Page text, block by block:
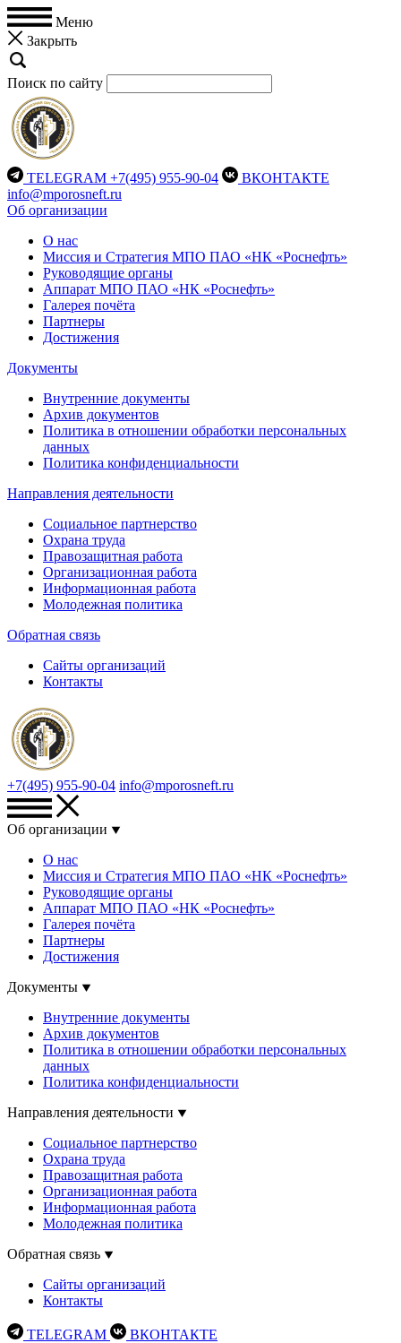
Меню
Закрыть
Поиск по сайту
TELEGRAM +7(495) 955-90-04
ВКОНТАКТЕ
info@mporosneft.ru
Об организации
О нас
Миссия и Стратегия МПО ПАО «НК «Роснефть»
Руководящие органы
Аппарат МПО ПАО «НК «Роснефть»
Галерея почёта
Партнеры
Достижения
Документы
Внутренние документы
Архив документов
Политика в отношении обработки персональных
данных
Политика конфиденциальности
Направления деятельности
Социальное партнерство
Охрана труда
Правозащитная работа
Организационная работа
Информационная работа
Молодежная политика
Обратная связь
Сайты организаций
Контакты
+7(495) 955-90-04 info@mporosneft.ru
Об организации
О нас
Миссия и Стратегия МПО ПАО «НК «Роснефть»
Руководящие органы
Аппарат МПО ПАО «НК «Роснефть»
Галерея почёта
Партнеры
Достижения
Документы
Внутренние документы
Архив документов
Политика в отношении обработки персональных
данных
Политика конфиденциальности
Направления деятельности
Социальное партнерство
Охрана труда
Правозащитная работа
Организационная работа
Информационная работа
Молодежная политика
Обратная связь
Сайты организаций
Контакты
TELEGRAM ВКОНТАКТЕ